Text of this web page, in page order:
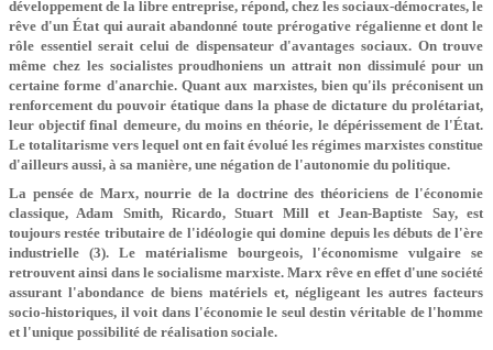
développement de la libre entreprise, répond, chez les sociaux-démocrates, le
rêve d'un État qui aurait abandonné toute prérogative régalienne et dont le
rôle essentiel serait celui de dispensateur d'avantages sociaux. On trouve
même chez les socialistes proudhoniens un attrait non dissimulé pour un
certaine forme d'anarchie. Quant aux marxistes, bien qu'ils préconisent un
renforcement du pouvoir étatique dans la phase de dictature du prolétariat,
leur objectif final demeure, du moins en théorie, le dépérissement de l'État.
Le totalitarisme vers lequel ont en fait évolué les régimes marxistes constitue
d'ailleurs aussi, à sa manière, une négation de l'autonomie du politique.
La pensée de Marx, nourrie de la doctrine des théoriciens de l'économie
classique, Adam Smith, Ricardo, Stuart Mill et Jean-Baptiste Say, est
toujours restée tributaire de l'idéologie qui domine depuis les débuts de l'ère
industrielle (3). Le matérialisme bourgeois, l'économisme vulgaire se
retrouvent ainsi dans le socialisme marxiste. Marx rêve en effet d'une société
assurant l'abondance de biens matériels et, négligeant les autres facteurs
socio-historiques, il voit dans l'économie le seul destin véritable de l'homme
et l'unique possibilité de réalisation sociale.